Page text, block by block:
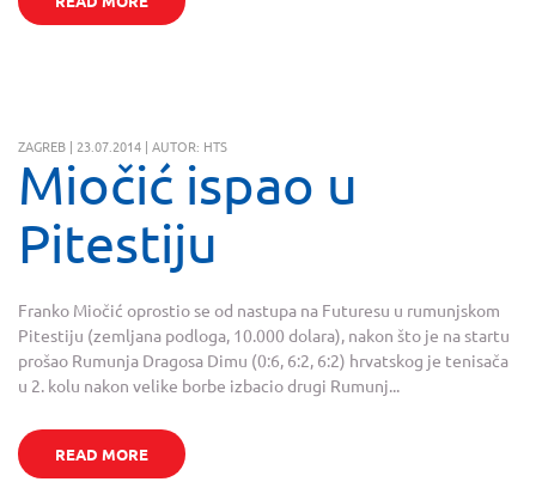
ZAGREB | 23.07.2014 | AUTOR: HTS
Miočić ispao u
Pitestiju
Franko Miočić oprostio se od nastupa na Futuresu u rumunjskom
Pitestiju (zemljana podloga, 10.000 dolara), nakon što je na startu
prošao Rumunja Dragosa Dimu (0:6, 6:2, 6:2) hrvatskog je tenisača
u 2. kolu nakon velike borbe izbacio drugi Rumunj...
READ MORE